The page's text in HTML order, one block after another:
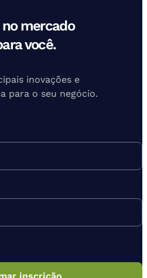
mercado
você.
inovações e
para o seu negócio.